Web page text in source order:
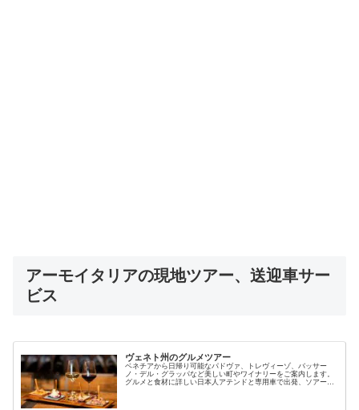
アーモイタリアの現地ツアー、送迎車サー
ビス
ヴェネト州のグルメツアー
ベネチアから日帰り可能なパドヴァ、トレヴィーゾ、‏バッサー
ノ・デル・グラッパなど美しい町やワイナリーをご案内します。
グルメと食材に詳しい日本人アテンドと専用車で出発、ソアーヴ